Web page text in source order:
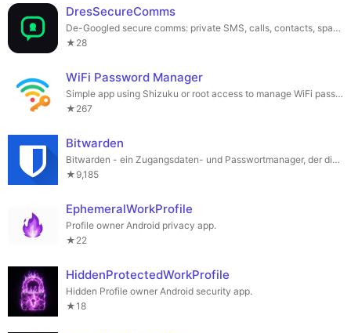
DresSecureComms
De-Googled secure comms: private SMS, calls, contacts, spam shield, file scan.
★28
WiFi Password Manager
Simple app using Shizuku or root access to manage WiFi passwords
★267
Bitwarden
Bitwarden - ein Zugangsdaten- und Passwortmanager, der dich beim surfen schützt.
★9,185
EphemeralWorkProfile
Profile owner Android privacy app.
★22
HiddenProtectedWorkProfile
Hidden Profile owner Android security app.
★18